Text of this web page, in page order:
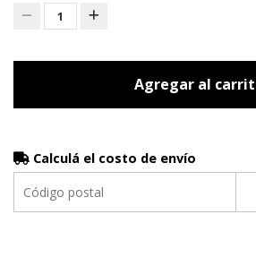
1
Agregar al
Calculá el costo de envío